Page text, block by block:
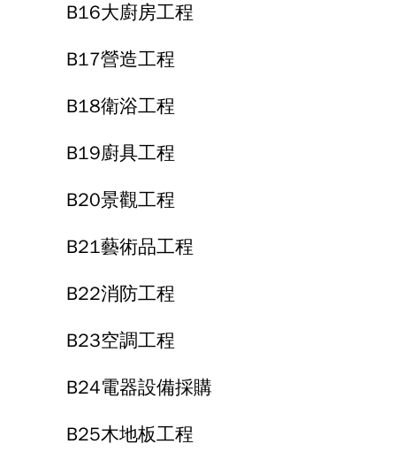
B16大廚房工程
B17營造工程
B18衛浴工程
B19廚具工程
B20景觀工程
B21藝術品工程
B22消防工程
B23空調工程
B24電器設備採購
B25木地板工程